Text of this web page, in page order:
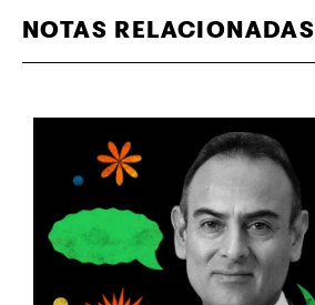
NOTAS RELACIONADAS